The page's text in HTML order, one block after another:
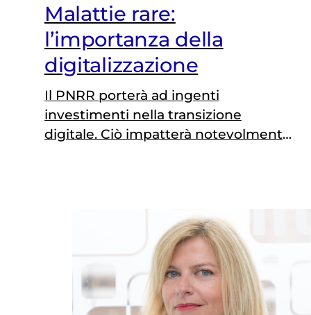
Malattie rare:
l’importanza della
digitalizzazione
Il PNRR porterà ad ingenti
investimenti nella transizione
digitale. Ciò impatterà notevolmente